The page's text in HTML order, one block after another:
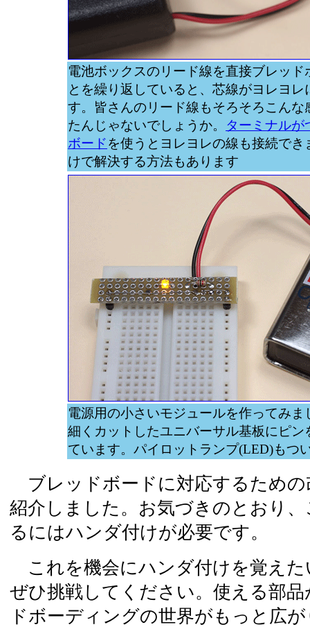
電池ボックスのリード線を直接ブレッド
とを繰り返していると、芯線がヨレヨレ
す。皆さんのリード線もそろそろこんな
たんじゃないでしょうか。 ターミナルが
ボードを使うとヨレヨレの線も接続でき
けで解決する方法もあります
電源用の小さいモジュールを作ってみま
細くカットしたユニバーサル基板にピン
ています。パイロットランプ(LED)もつ
ブレッドボードに対応するための
紹介しました。お気づきのとおり
るにはハンダ付けが必要です。
これを機会にハンダ付けを覚えた
ぜひ挑戦してください。使える部
ドボーディングの世界がもっと広